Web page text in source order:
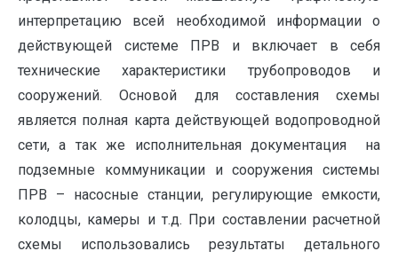
интерпретацию всей необходимой информации о
действующей системе ПРВ и включает в себя
технические характеристики трубопроводов и
сооружений. Основой для составления схемы
является полная карта действующей водопроводной
сети, а так же исполнительная документация на
подземные коммуникации и сооружения системы
ПРВ – насосные станции, регулирующие емкости,
колодцы, камеры и т.д. При составлении расчетной
схемы использовались результаты детального